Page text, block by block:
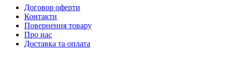
Договор оферти
Контакти
Повернення товару
Про нас
Доставка та оплата